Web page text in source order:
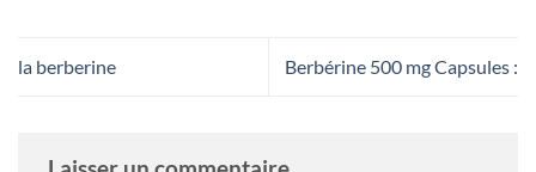
la berberine Berbérine 500 mg Capsules :